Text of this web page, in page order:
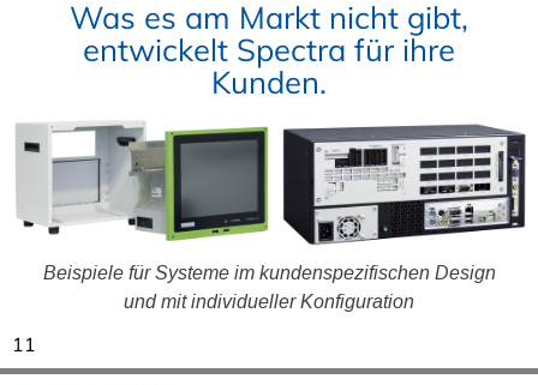
Was es am Markt nicht gibt,
entwickelt Spectra für ihre
Kunden.
Beispiele für Systeme im kundenspezifischen Design
und mit individueller Konfiguration
11